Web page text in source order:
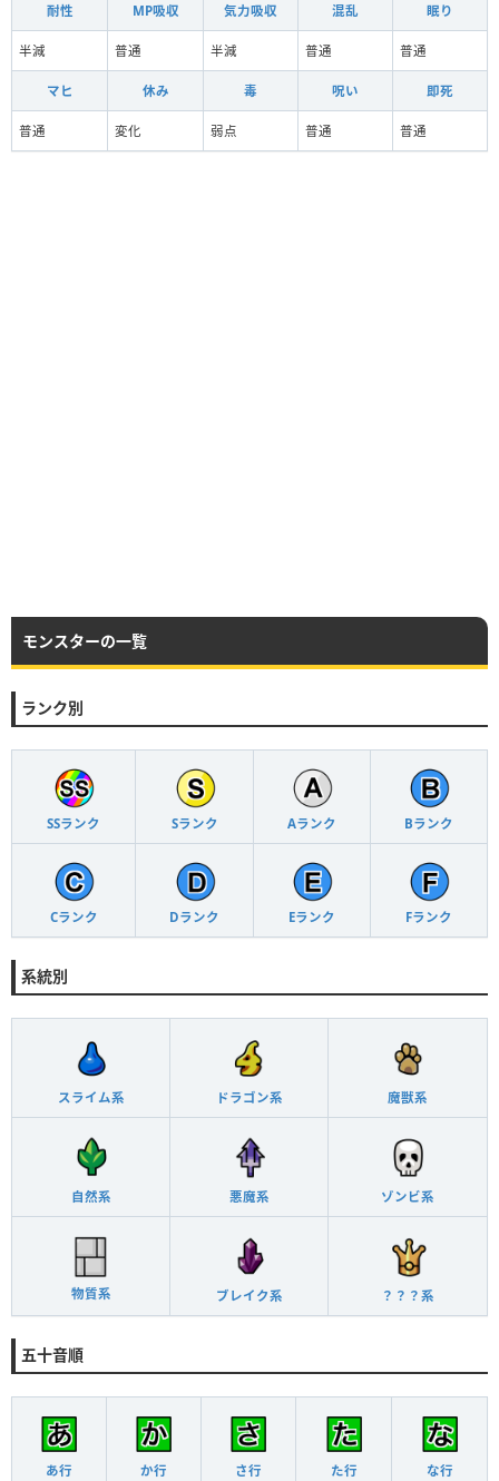
耐性 MP吸収 気力吸収 混乱 眠り
半減 普通 半減 普通 普通
マヒ 休み 毒 呪い 即死
普通 変化 弱点 普通 普通
モンスターの一覧
ランク別
SSランク Sランク Aランク Bランク
Cランク Dランク Eランク Fランク
系統別
スライム系 ドラゴン系 魔獣系
自然系 悪魔系 ゾンビ系
物質系 ブレイク系 ？？？系
五十音順
あ行 か行 さ行 た行 な行